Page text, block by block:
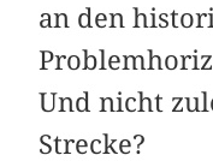
an den
Und nicht
Strecke?